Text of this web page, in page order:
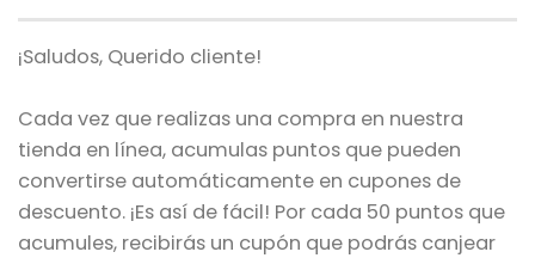
¡Saludos, Querido cliente!
Cada vez que realizas una compra en nuestra
tienda en línea, acumulas puntos que pueden
convertirse automáticamente en cupones de
descuento. ¡Es así de fácil! Por cada 50 puntos que
acumules, recibirás un cupón que podrás canjear